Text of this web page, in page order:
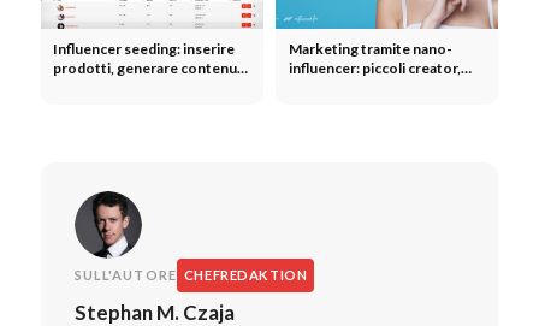
Influencer seeding: inserire
prodotti, generare contenuti
Marketing tramite nano-
influencer: piccoli creator,
SULL'AUTORE CHEFREDAKTION
Stephan M. Czaja